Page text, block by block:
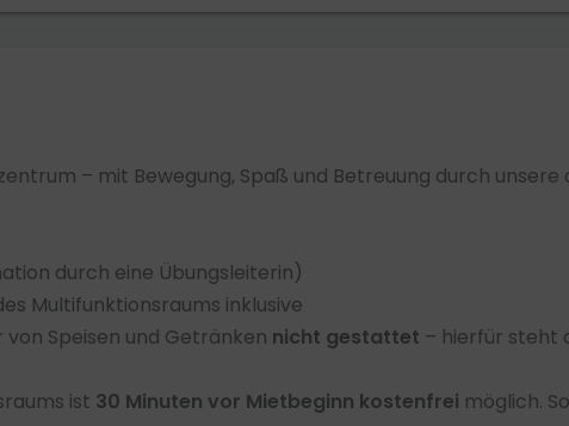
– mit Bewegung, Spaß und Betreuung durch
durch eine Übungsleiterin)
Multifunktionsraums inklusive
Speisen und Getränken nicht gestattet – hierfür steht
ist 30 Minuten vor Mietbeginn kostenfrei möglich.